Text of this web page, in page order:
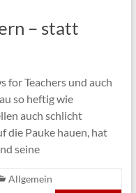
– statt
for Teachers und auch
so heftig wie
auch schlicht
die Pauke hauen, hat
seine
Allgemein